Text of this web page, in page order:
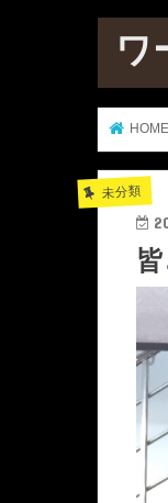
ワ
HOME
未分類